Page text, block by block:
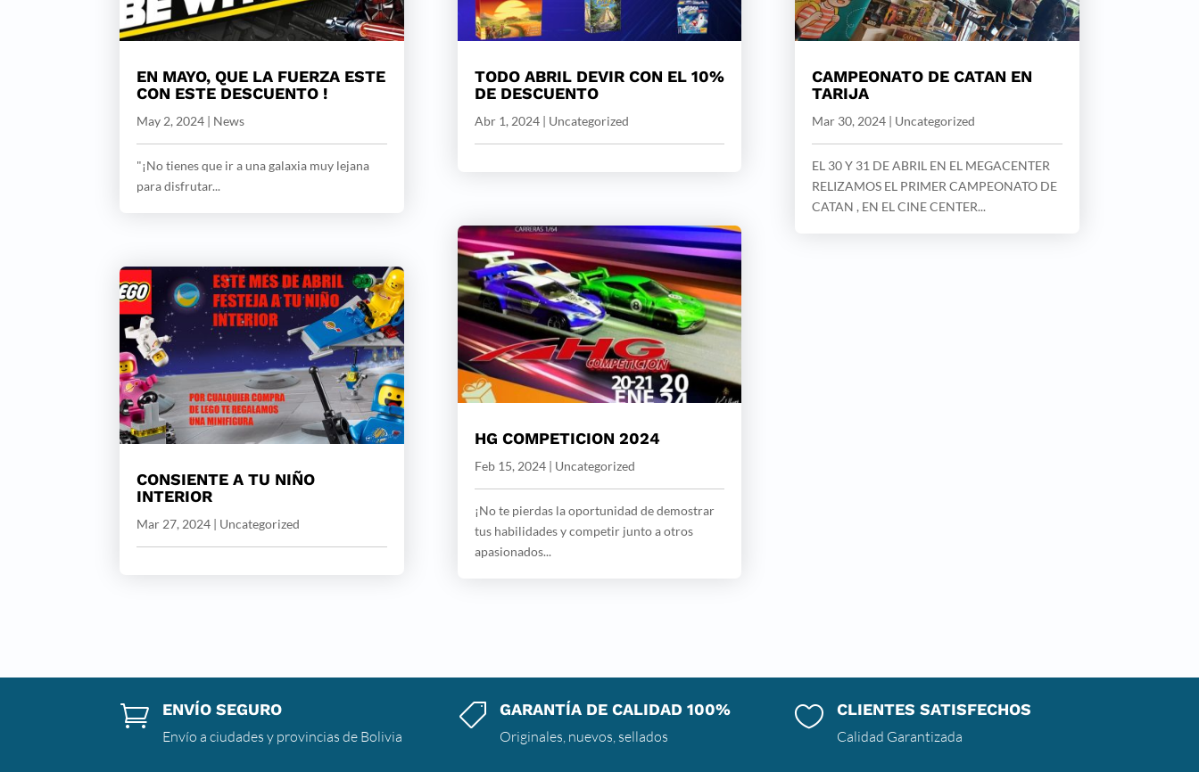
EN MAYO, QUE LA FUERZA ESTE
CON ESTE DESCUENTO !
May 2, 2024 News
"¡No tienes que ir a una galaxia muy lejana
para disfrutar...
CONSIENTE A TU NIÑO
INTERIOR
Mar 27, 2024 | Uncategorized
TODO ABRIL DEVIR CON EL 10%
DE DESCUENTO
Abr 1, 2024| Uncategorized
HG COMPETICION 2024
Feb 15, 2024| Uncategorized
¡No te pierdas la oportunidad de demostrar
tus habilidades y competir junto a otros
apasionados...
CAMPEONATO DE CATAN EN
TARIJA
Mar 30, 2024| Uncategorized
EL 30 Y 31 DE ABRIL EN EL MEGACENTER
RELIZAMOS EL PRIMER CAMPEONATO DE
CATAN , EN EL CINE CENTER...
 ENVÍO SEGURO
Envío a ciudades y provincias de Bolivia
 GARANTÍA DE CALIDAD 100%
Originales, nuevos, sellados
 CLIENTES SATISFECHOS
Calidad Garantizada